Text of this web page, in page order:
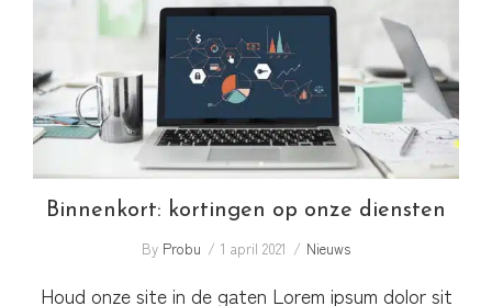
Binnenkort: kortingen op onze diensten
Binnenkort: kortingen op onze diensten
By Probu 1 april 2021 Nieuws
Houd onze site in de gaten Lorem ipsum dolor sit